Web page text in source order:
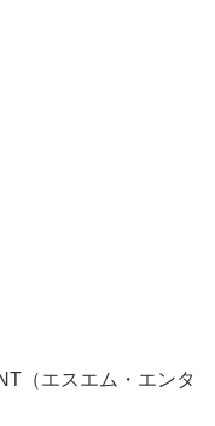
（エスエム・エンタ